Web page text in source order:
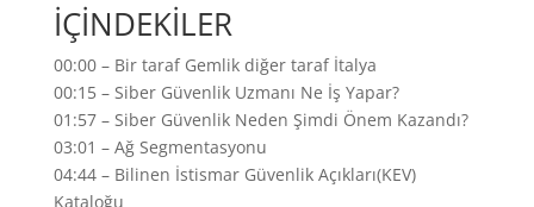
İÇİNDEKİLER
00:00 – Bir taraf Gemlik diğer taraf İtalya
00:15 – Siber Güvenlik Uzmanı Ne İş Yapar?
01:57 – Siber Güvenlik Neden Şimdi Önem Kazandı?
03:01 – Ağ Segmentasyonu
04:44 – Bilinen İstismar Güvenlik Açıkları(KEV)
Kataloğu